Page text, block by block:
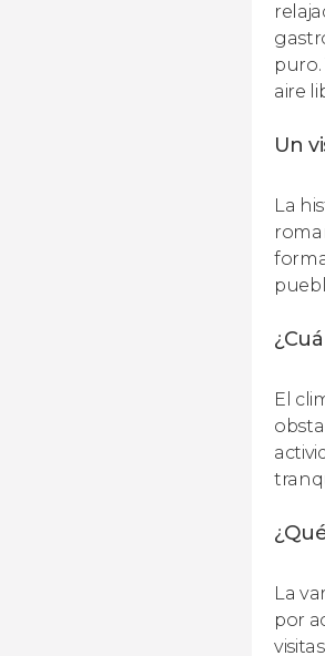
aire
Un
La
El
La
por